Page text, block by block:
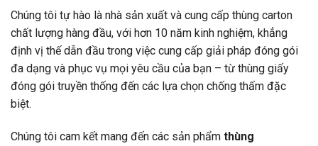
Chúng tôi tự hào là nhà sản xuất và cung cấp thùng carton
chất lượng hàng đầu, với hơn 10 năm kinh nghiệm, khẳng
định vị thế dẫn đầu trong việc cung cấp giải pháp đóng gói
đa dạng và phục vụ mọi yêu cầu của bạn – từ thùng giấy
đóng gói truyền thống đến các lựa chọn chống thấm đặc
biệt.
Chúng tôi cam kết mang đến các sản phẩm thùng